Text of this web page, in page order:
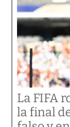
La FIFA
la final